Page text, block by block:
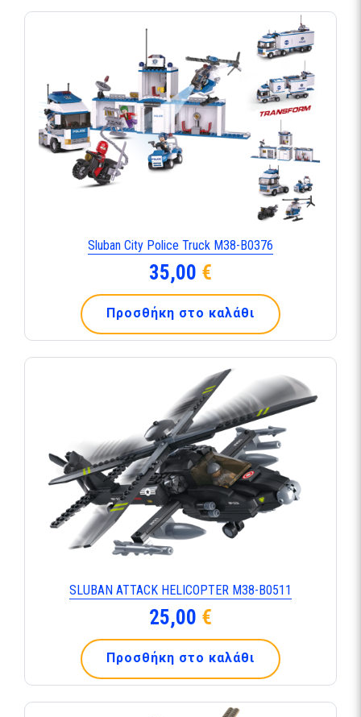
Sluban City Police Truck M38-B0376
35,00 €
Προσθήκη στο καλάθι
SLUBAN ATTACK HELICOPTER M38-B0511
25,00 €
Προσθήκη στο καλάθι